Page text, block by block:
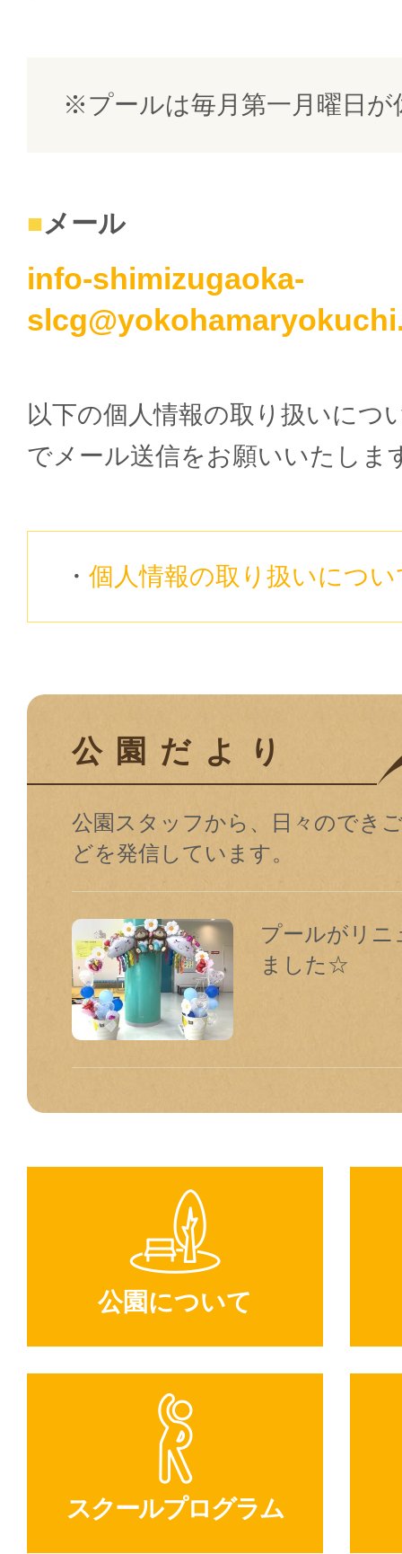
プールは毎月第一月曜日
メール
info-shimizugaoka-
以下の個人情報の取り扱いにつ
でメール送信をお願いいたしま
個人情報の取り扱いについ
公園だより
公園スタッフから、日々のでき
どを発信しています。
プールがリ
ました☆
公園について
スクールプログラム